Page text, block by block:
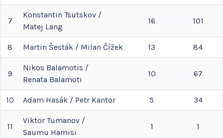
7
Konstantin Tsutskov /
Matej Lang
16 101
8 Martin Šesták / Milan Čížek 13 84
9
Nikos Balamotis /
Renata Balamoti
10 67
10 Adam Hasák / Petr Kantor 5 34
11
Viktor Tumanov /
Saumu Hamisi
1 1